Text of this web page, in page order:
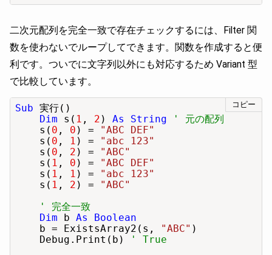
二次元配列を完全一致で存在チェックするには、Filter 関
数を使わないでループしてできます。関数を作成すると便
利です。ついでに文字列以外にも対応するため Variant 型
で比較しています。
コピー
Sub 実行()
Dim s( 1 , 2 ) As String
' 元の配列
    s(
0 , 0 ) =
"ABC DEF"
    s(
0 , 1 ) =
"abc 123"
    s(
0 , 2 ) =
"ABC"
    s(
1 , 0 ) =
"ABC DEF"
    s(
1 , 1 ) =
"abc 123"
    s(
1 , 2 ) =
"ABC"
' 完全一致
Dim b As Boolean
    b = ExistsArray2(s,
"ABC" )
    Debug.Print(b)
' True